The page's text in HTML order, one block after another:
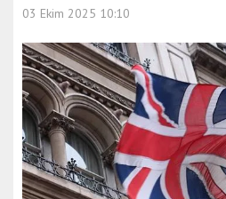
03 Ekim 2025 10:10